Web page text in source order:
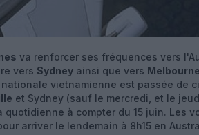
va renforcer ses fréquences vers
vers Sydney ainsi que vers Melbourne
vietnamienne est passée de
et Sydney (sauf le mercredi, et le
à compter du 15 juin. Les
arriver le lendemain à 8h15 en